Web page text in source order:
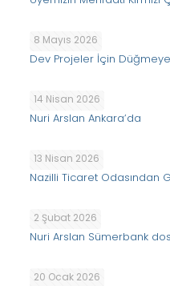
8 Mayıs 2026
Dev Projeler İçin Düğmeye
14 Nisan 2026
Nuri Arslan Ankara’da
13 Nisan 2026
Nazilli Ticaret Odasından
2 Şubat 2026
Nuri Arslan Sümerbank
20 Ocak 2026